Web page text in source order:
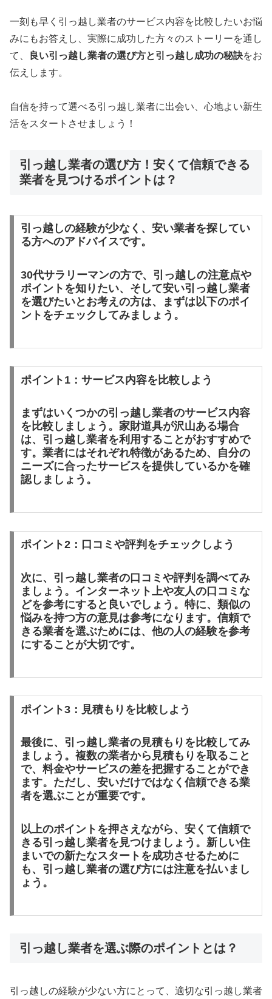
一刻も早く引っ越し業者のサービス内容を比較したいお悩
みにもお答えし、実際に成功した方々のストーリーを通し
て、
良い引っ越し業者の選び方と引っ越し成功の秘訣をお
伝えします。
自信を持って選べる引っ越し業者に出会い、心地よい新生
活をスタートさせましょう！
引っ越し業者の選び方！安くて信頼できる
業者を見つけるポイントは？
引っ越しの経験が少なく、安い業者を探してい
る方へのアドバイスです。
30代サラリーマンの方で、引っ越しの注意点や
ポイントを知りたい、そして安い引っ越し業者
を選びたいとお考えの方は、まずは以下のポイ
ントをチェックしてみましょう。
ポイント1：サービス内容を比較しよう
まずはいくつかの引っ越し業者のサービス内容
を比較しましょう。家財道具が沢山ある場合
は、引っ越し業者を利用することがおすすめで
す。業者にはそれぞれ特徴があるため、自分の
ニーズに合ったサービスを提供しているかを確
認しましょう。
ポイント2：口コミや評判をチェックしよう
次に、引っ越し業者の口コミや評判を調べてみ
ましょう。インターネット上や友人の口コミな
どを参考にすると良いでしょう。特に、類似の
悩みを持つ方の意見は参考になります。信頼で
きる業者を選ぶためには、他の人の経験を参考
にすることが大切です。
ポイント3：見積もりを比較しよう
最後に、引っ越し業者の見積もりを比較してみ
ましょう。複数の業者から見積もりを取ること
で、料金やサービスの差を把握することができ
ます。ただし、安いだけではなく信頼できる業
者を選ぶことが重要です。
以上のポイントを押さえながら、安くて信頼で
きる引っ越し業者を見つけましょう。新しい住
まいでの新たなスタートを成功させるために
も、引っ越し業者の選び方には注意を払いまし
ょう。
引っ越し業者を選ぶ際のポイントとは？
引っ越しの経験が少ない方にとって、適切な引っ越し業者